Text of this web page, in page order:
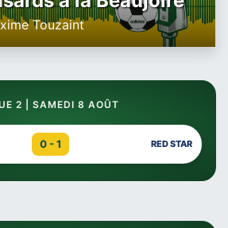
Touzaint
2 | SAMEDI 8 AOÛT
0 - 1 RED STAR